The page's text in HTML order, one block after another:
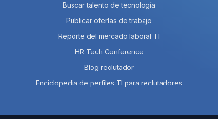
Buscar talento de tecnología
Publicar ofertas de trabajo
Reporte del mercado laboral TI
HR Tech Conference
Blog reclutador
Enciclopedia de perfiles TI para reclutadores